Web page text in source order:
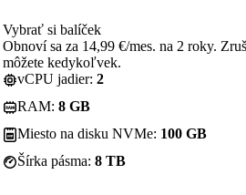
Vybrať si balíček
Obnoví sa za 14,99 €/mes. na 2 roky.
môžete kedykoľvek.
vCPU jadier: 2
RAM: 8 GB
Miesto na disku NVMe: 100 GB
Šírka pásma: 8 TB